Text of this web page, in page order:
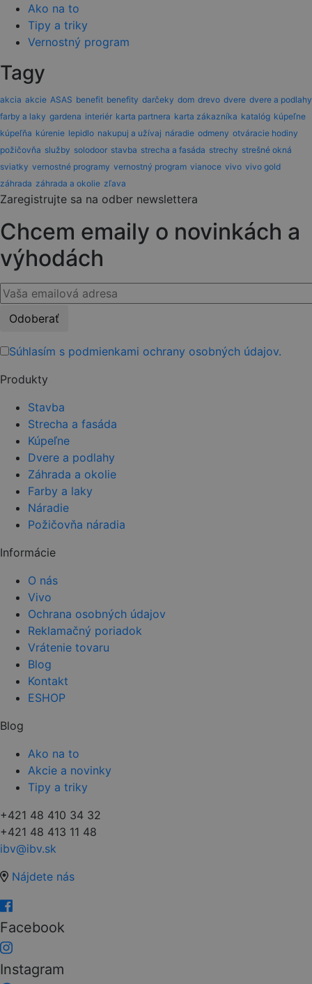
Ako na to
Tipy a triky
Vernostný program
Tagy
akcia akcie ASAS benefit benefity darčeky dom drevo dvere dvere a podlahy
farby a laky gardena interiér karta partnera karta zákazníka katalóg kúpeľne
kúpeľňa kúrenie lepidlo nakupuj a užívaj náradie odmeny otváracie hodiny
požičovňa služby solodoor stavba strecha a fasáda strechy strešné okná
sviatky vernostné programy vernostný program vianoce vivo vivo gold
záhrada záhrada a okolie zľava
Zaregistrujte sa na odber newslettera
Chcem emaily o novinkách a
výhodách
Please
this
empty.
Súhlasím s podmienkami ochrany osobných údajov.
Produkty
Stavba
Strecha a fasáda
Kúpeľne
Dvere a podlahy
Záhrada a okolie
Farby a laky
Náradie
Požičovňa náradia
Informácie
O nás
Vivo
Ochrana osobných údajov
Reklamačný poriadok
Vrátenie tovaru
Blog
Kontakt
ESHOP
Blog
Ako na to
Akcie a novinky
Tipy a triky
+421 48 410 34 32
+421 48 413 11 48
ibv@ibv.sk
Nájdete nás
Facebook
Instagram